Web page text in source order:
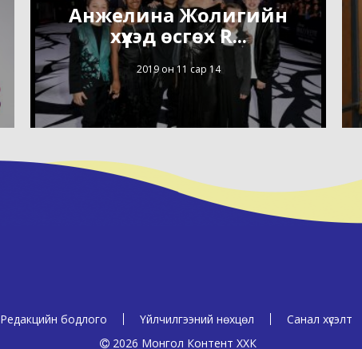
Анжелина Жолигийн
хүүхэд өсгөх R...
2019 он 11 сар 14
Редакцийн бодлого Үйлчилгээний нөхцөл Санал хүсэлт
2026 Монгол Контент ХХК